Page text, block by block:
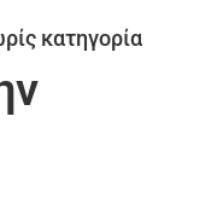
κατηγορία